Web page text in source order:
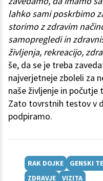
lahko sami poskrbimo
storimo z zdravim
samopregledi in
življenja, rekreacijo,
še, da se je treba
najverjetneje zboleli za
naše življenje in počutje
Zato tovrstnih testov v
podpiramo.
RAK DOJKE GENSKI
ZDRAVJE
VIZITA